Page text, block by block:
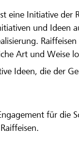
eine Initiative der
und Ideen
Art und Weise
Ideen, die der
für die